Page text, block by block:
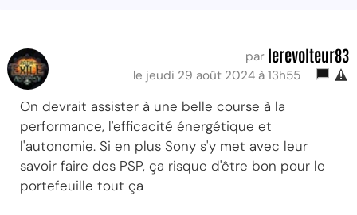
par lerevolteur83
le jeudi 29 août 2024 à 13h55
On devrait assister à une belle course à la
performance, l'efficacité énergétique et
l'autonomie. Si en plus Sony s'y met avec leur
savoir faire des PSP, ça risque d'être bon pour le
portefeuille tout ça